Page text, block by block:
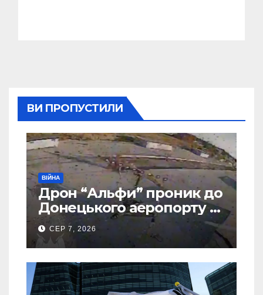
ВИ ПРОПУСТИЛИ
ВІЙНА
Дрон “Альфи” проник до
Донецького аеропорту та
спалив “Шахед” ще до
запуску
СЕР 7, 2026